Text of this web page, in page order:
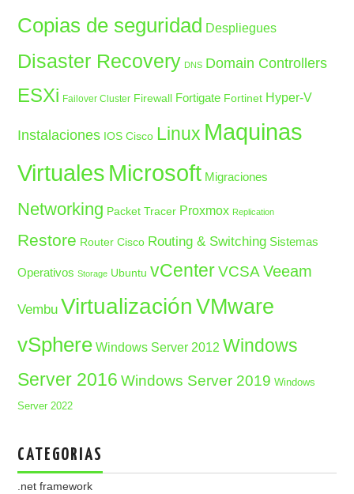
Copias de seguridad Despliegues
Disaster Recovery DNS Domain Controllers
ESXi Failover Cluster Firewall Fortigate Fortinet Hyper-V
Instalaciones IOS Cisco Linux Maquinas
Virtuales Microsoft Migraciones
Networking Packet Tracer Proxmox Replication
Restore Router Cisco Routing & Switching Sistemas
Operativos Storage Ubuntu vCenter VCSA Veeam
Vembu Virtualización VMware
vSphere Windows Server 2012 Windows
Server 2016 Windows Server 2019 Windows
Server 2022
CATEGORIAS
.net framework